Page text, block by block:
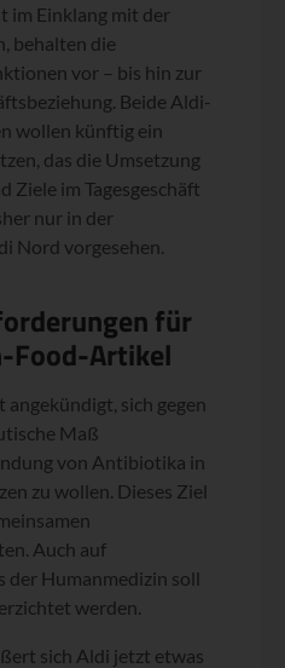
im Einklang mit der
behalten die
vor – bis hin zur
Beide Aldi-
wollen künftig ein
das die Umsetzung
Ziele im Tagesgeschäft
nur in der
Nord vorgesehen.
für
Food-Artikel
sich gegen
Maß
von Antibiotika in
zu wollen. Dieses Ziel
Auch auf
der Humanmedizin soll
werden.
sich Aldi jetzt etwas